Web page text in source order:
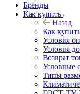
Бренды
Как купить
Назад
Как купить
Условия
Условия
Возврат
Условные
Типы